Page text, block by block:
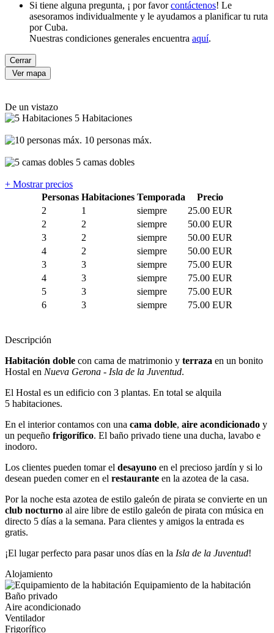
Si tiene alguna pregunta, ¡ por favorcontáctenos! Le
asesoramos individualmente y le ayudamos a planificar tu ruta
por Cuba.
Nuestras condiciones generales encuentra aquí.
Cerrar
Ver mapa
De un vistazo
5 Habitaciones
10 personas máx.
5 camas dobles
+ Mostrar precios
Personas Habitaciones Temporada
Precio
2
1 siempre
25.00 EUR
2
2 siempre
50.00 EUR
3
2 siempre
50.00 EUR
4
2 siempre
50.00 EUR
3
3 siempre
75.00 EUR
4
3 siempre
75.00 EUR
5
3 siempre
75.00 EUR
6
3 siempre 75.00 EUR
Descripción
Habitación doble con cama de matrimonio y terraza en un bonito
Hostal en Nueva Gerona - Isla de la Juventud.
El Hostal es un edificio con 3 plantas. En total se alquila
5 habitaciones.
En el interior contamos con una cama doble, aire acondicionado y
un pequeño frigorífico. El baño privado tiene una ducha, lavabo e
inodoro.
Los clientes pueden tomar el desayuno en el precioso jardín y si lo
desean pueden comer en el restaurante en la azotea de la casa.
Por la noche esta azotea de estilo galeón de pirata se convierte en un
club nocturno al aire libre de estilo galeón de pirata con música en
directo 5 días a la semana. Para clientes y amigos la entrada es
gratis.
¡El lugar perfecto para pasar unos días en la Isla de la Juventud!
Alojamiento
Equipamiento de la habitación
Baño privado
Aire acondicionado
Ventilador
Frigorífico